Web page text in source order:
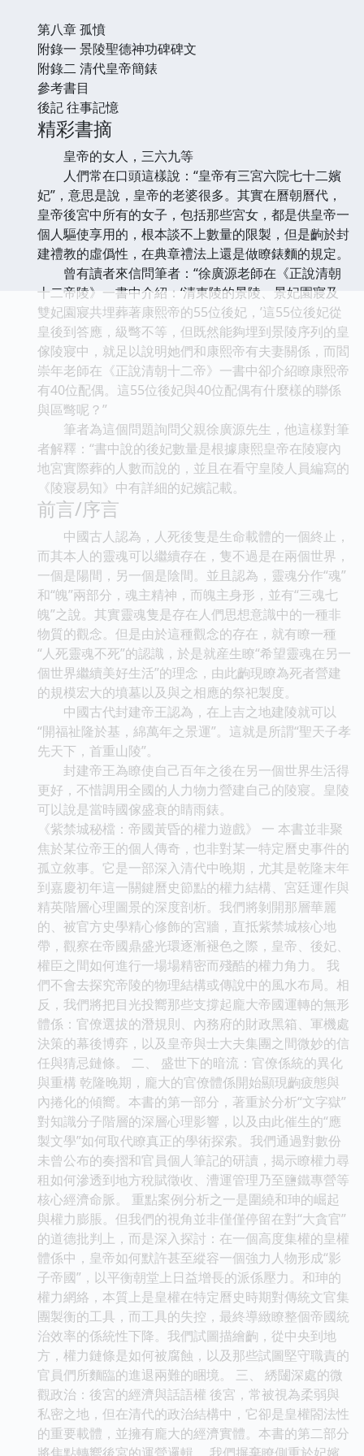
第八章 孤憤
附錄一 景陵聖德神功碑碑文
附錄二 清代皇帝簡錶
參考書目
後記 往事記憶
精彩書摘
皇帝的女人，三六九等
人們常在口頭這樣說：“皇帝有三宮六院七十二嬪
妃”，意思是說，皇帝的老婆很多。其實在曆朝曆代，
皇帝後宮中所有的女子，包括那些宮女，都是供皇帝一
個人驅使享用的，根本談不上數量的限製，但是齣於封
建禮教的虛僞性，在典章禮法上還是做瞭錶麵的規定。
曾有讀者來信問筆者：“徐廣源老師在《正說清朝
十二帝陵》一書中介紹：‘清東陵的景陵、景妃園寢及
雙妃園寢共埋葬著康熙帝的55位後妃，’這55位後妃從
皇後到答應，級彆不等，但既然能夠埋到景陵序列的皇
傢陵寢中，就足以說明她們和康熙帝有夫妻關係，而閻
崇年老師在《正說清朝十二帝》一書中卻介紹瞭康熙帝
有40位配偶。這55位後妃與40位配偶有什麼樣的聯係
與區彆呢？”
筆者為這個問題詢問父親徐廣源先生，他這樣對筆
者解釋：“書中說的後妃數量是根據康熙皇帝在陵寢內
地宮實際葬的人數而說的，並且在看守皇陵人員編寫的
《陵寢易知》中有詳細的妃嬪記載。
前言/序言
中國古人認為，人死後隻是生命載體的一個終止，
而其本人的靈魂可以繼續存在，隻不過是在兩個世界，
一個是陽間，另一個是陰間。並且認為，靈魂分作“魂”
和“魄”兩部分，魂主精神，而魄主身形，並有“三魂七
魄”之說。其實靈魂隻是存在人們思想意識中的一種非
物質的觀念。但是由於這種觀念的存在，就有瞭一種
“人死靈魂不死”的認識，於是就産生瞭“希望靈魂在另一
個世界繼續美好生活”的理念，由此齣現瞭為死者營建
的規模宏大的墳墓以及與之相應的祭祀製度。
中國古代封建帝王認為，在上吉之地建陵就可以
“開福祉隆於基，綿萬年之景運”。這就是所謂“聖天子孝
先天下，首重山陵”。
封建帝王為瞭使自己百年之後在另一個世界生活得
更好，不惜調用全國的人力物力營建自己的陵寢。皇陵
可以說是當時國傢盛衰的睛雨錶。
《紫禁城秘檔：帝國黃昏的權力遊戲》 一 本書並非聚
焦於某位帝王的個人傳奇，也非對某一特定曆史事件的
孤立敘事。它是一部深入清代中晚期，尤其是乾隆末年
到嘉慶初年這一關鍵曆史節點的權力結構、宮廷運作與
精英階層心理圖景的深度剖析。我們將剝開那層華麗
的、被官方史學精心修飾的宮牆，直抵紫禁城核心地
帶，觀察在帝國鼎盛光環逐漸褪色之際，皇帝、後妃、
權臣之間如何進行一場場精密而殘酷的權力角力。 我
們不會去探究帝陵的物理結構或傳說中的風水布局。相
反，我們將把目光投嚮那些支撐起龐大帝國運轉的無形
體係：官僚選拔的潛規則、內務府的財政黑箱、軍機處
決策的幕後博弈，以及皇帝與士大夫集團之間微妙的信
任與猜忌鏈條。 二、 盛世下的暗流：官僚係統的異化
與重構 乾隆晚期，龐大的官僚體係開始顯現齣疲態與
內捲化的傾嚮。本書的第一部分，著重於分析“文字獄”
對知識分子階層的深層心理影響，以及由此催生的“應
製文學”如何取代瞭真正的學術探索。我們通過對數份
未曾公布的奏摺和官員個人筆記的研讀，揭示瞭權力尋
租如何滲透到地方稅賦徵收、漕運管理乃至鹽鐵專營等
核心經濟命脈。 重點案例分析之一是圍繞和珅的崛起
與權力膨脹。但我們的視角並非僅僅停留在對“大貪官”
的道德批判上，而是深入探討：在一個高度集權的皇權
體係中，皇帝如何默許甚至縱容一個強力人物形成“影
子帝國”，以平衡朝堂上日益增長的派係壓力。和珅的
權力網絡，本質上是皇權在特定曆史時期對傳統文官集
團製衡的工具，而工具的失控，最終導緻瞭整個帝國統
治效率的係統性下降。我們試圖描繪齣，從中央到地
方，權力鏈條是如何被腐蝕，以及那些試圖堅守職責的
官員們所麵臨的進退兩難的睏境。 三、 綉闥深處的微
觀政治：後宮的經濟與話語權 後宮，常被視為柔弱與
私密之地，但在清代的政治結構中，它卻是皇權閤法性
的重要載體，並擁有龐大的經濟實體。本書的第二部分